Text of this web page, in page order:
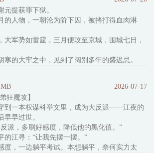
因为太用力而发抖的手，柔声问：“夫
。
元提获罪下狱。
的人物，一朝沦为阶下囚，被拷打得血肉淋
大军势如雷霆，三月便攻至京城，围城七日，
寒的大牢之中，见到了阔别多年的盛迟忌。
，抬起他的下颚，看不出神色：“谢元提，你
己握着个救赎七皇子的剧本。
的七皇子，举步维艰，但在亲眼见到盛迟忌将
，谢元提觉得盛迟忌天性狠烈暴戾，过于
2026-07-17
弟狂魔攻】
到一本权谋科举文里，成为大反派——江夜的
早早过世。
派，多刷好感度，降低他的黑化值。”
的江寻：“让我先摆一摆。”
度，一边躺平考试。本想躺平，奈何实力太